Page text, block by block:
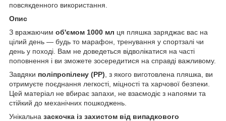
повсякденного використання.
Опис
З вражаючим об'ємом 1000 мл ця пляшка заряджає вас на
цілий день — будь то марафон, тренування у спортзалі чи
день у поході. Вам не доведеться відволікатися на часті
поповнення і ви зможете зосередитися на справді важливому.
Завдяки поліпропілену (PP) , з якого виготовлена пляшка, ви
отримуєте поєднання легкості, міцності та харчової безпеки.
Цей матеріал не вбирає запахи, не взаємодіє з напоями та
стійкий до механічних пошкоджень.
Унікальна заскочка із захистом від випадкового